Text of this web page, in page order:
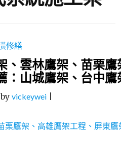
修繕
、雲林鷹架、苗栗
：山城鷹架、台中鷹
by vickeywei